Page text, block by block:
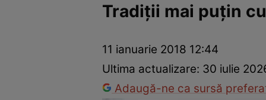
Dezvoltare personalăÎngrijire personalăCasă și grădină
Tradiţii mai puţin
11 ianuarie 2018 12:44
Ultima actualizare: 30 iulie
Adaugă-ne ca sursă